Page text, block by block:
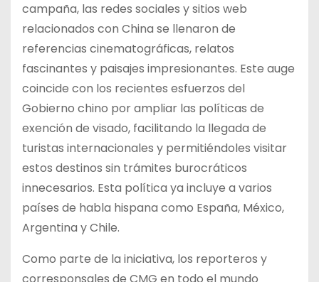
campaña, las redes sociales y sitios web
relacionados con China se llenaron de
referencias cinematográficas, relatos
fascinantes y paisajes impresionantes. Este auge
coincide con los recientes esfuerzos del
Gobierno chino por ampliar las políticas de
exención de visado, facilitando la llegada de
turistas internacionales y permitiéndoles visitar
estos destinos sin trámites burocráticos
innecesarios. Esta política ya incluye a varios
países de habla hispana como España, México,
Argentina y Chile.
Como parte de la iniciativa, los reporteros y